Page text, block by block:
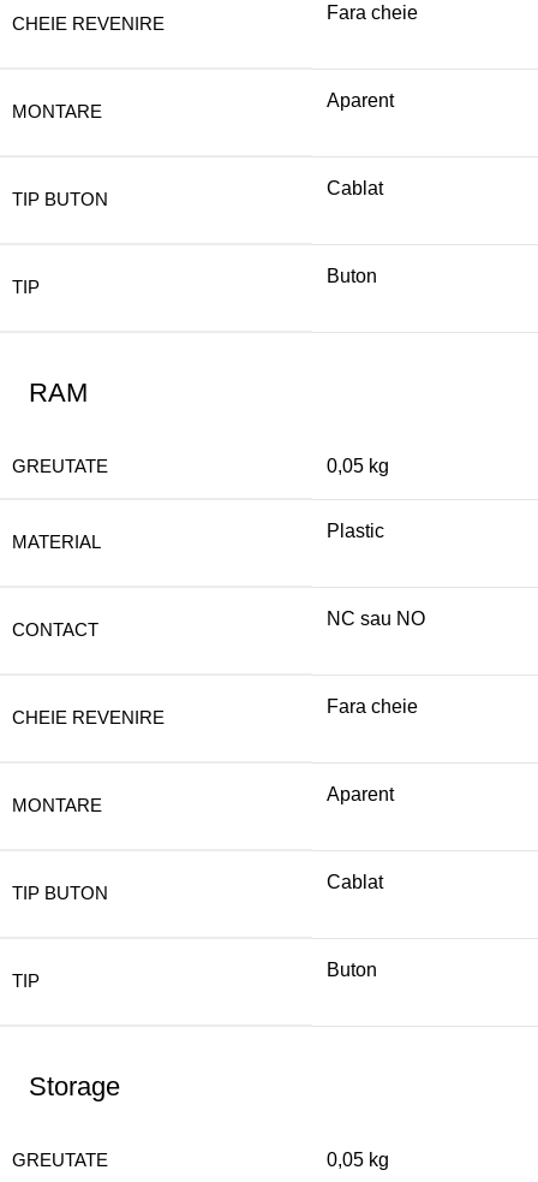
CHEIE REVENIRE
Fara cheie
MONTARE
Aparent
TIP BUTON
Cablat
TIP
Buton
RAM
GREUTATE 0,05 kg
MATERIAL
Plastic
CONTACT
NC sau NO
CHEIE REVENIRE
Fara cheie
MONTARE
Aparent
TIP BUTON
Cablat
TIP
Buton
Storage
GREUTATE 0,05 kg